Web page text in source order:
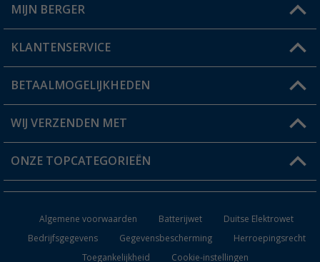
Winkel vinden
MIJN BERGER
Mijn account
Status bestelling
Verlanglijstje
KLANTENSERVICE
FAQ & Contact
Verzendinformatie
Catalogus
BETAALMOGELIJKHEDEN
WIJ VERZENDEN MET
ONZE TOPCATEGORIEËN
Algemene voorwaarden Batterijwet
Duitse Elektrowet
Bedrijfsgegevens
Gegevensbescherming
Herroepingsrecht
Toegankelijkheid
Cookie-instellingen